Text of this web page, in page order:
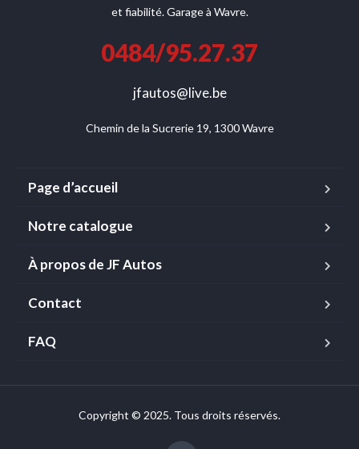
et fiabilité. Garage à Wavre.
0484/95.27.37
jfautos@live.be
Chemin de la Sucrerie 19, 1300 Wavre
Page d’accueil
Notre catalogue
À propos de JF Autos
Contact
FAQ
Copyright © 2025. Tous droits réservés.